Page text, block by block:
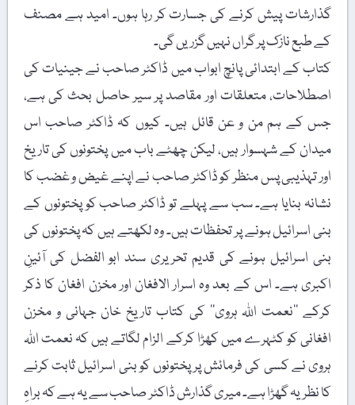
گذارشات پیش کرنے کی جسارت کر رہا ہوں۔ امید ہے مصنف
کے طبع نازک پر گراں نہیں گزریں گی۔
کتاب کے ابتدائی پانچ ابواب میں ڈاکٹر صاحب نے جینیات کی
اصطلاحات، متعلقات اور مقاصد پر سیر حاصل بحث کی ہے،
جس کے ہم من و عن قائل ہیں۔ کیوں کہ ڈاکٹر صاحب اس
میدان کے شہسوار ہیں، لیکن چھٹے باب میں پختونوں کی تاریخ
اور تہذیبی پس منظر کو ڈاکٹر صاحب نے اپنے غیض و غضب کا
نشانہ بنایا ہے۔ سب سے پہلے تو ڈاکٹر صاحب کو پختونوں کے
بنی اسرائیل ہونے پر تحفظات ہیں۔ وہ لکھتے ہیں کہ پختونوں کی
بنی اسرائیل ہونے کی قدیم تحریری سند ابو الفضل کی آئینِ
اکبری ہے۔ اس کے بعد وہ اسرار الافغان اور مخزن افغان کا ذکر
کرکے ’’نعمت اللہ ہروی‘‘ کی کتاب تاریخ خان جہانی و مخزن
افغانی کو کٹہرے میں کھڑا کرکے الزام لگاتے ہیں کہ نعمت اللہ
ہروی نے کسی کی فرمائش پر پختونوں کو بنی اسرائیل ثابت کرنے
کا نظریہ گھڑا ہے۔ میری گذارش ڈاکٹر صاحب سے یہ ہے کہ براہِ